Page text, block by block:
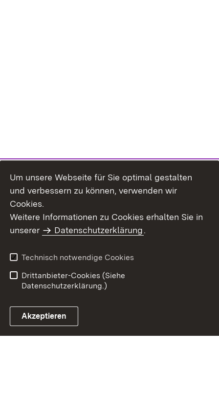
Benutzungshinweise
Erklärung zur
Um unsere Webseite für Sie optimal gestalten
und verbessern zu können, verwenden wir
Cookies.
Weitere Informationen zu Cookies erhalten Sie in
unserer
Datenschutzerklärung.
Technisch notwendige Cookies
Drittanbieter-Cookies (Siehe
Datenschutzerklärung.)
Akzeptieren